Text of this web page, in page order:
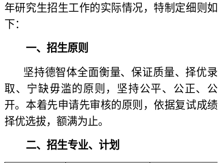
年研究生招生工作的实际情况，特制定细则如
下：
一、招生原则
坚持德智体全面衡量、保证质量、择优录
取、宁缺毋滥的原则，坚持公平、公正、公
开。本着先申请先审核的原则，依据复试成绩
择优选拔，额满为止。
二、招生专业、计划